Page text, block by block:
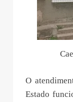
O
Estado